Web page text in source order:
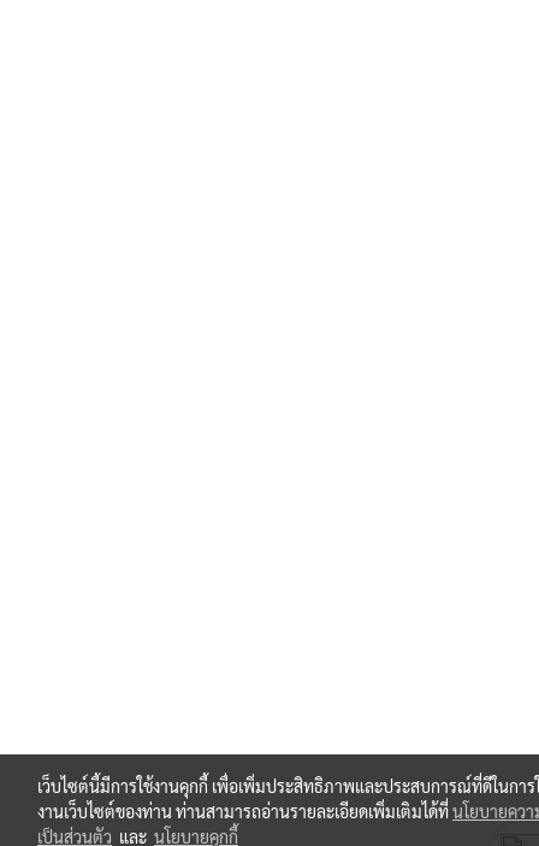
เว็บไซต์นี้มีการใช้งานคุกกี้ เพื่อเพิ่มประสิทธิภาพและประสบการณ์ที่ดีในการ
งานเว็บไซต์ของท่าน ท่านสามารถอ่านรายละเอียดเพิ่มเติมได้ที่นโยบายคว
เป็นส่วนตัว และ นโยบายคุกกี้